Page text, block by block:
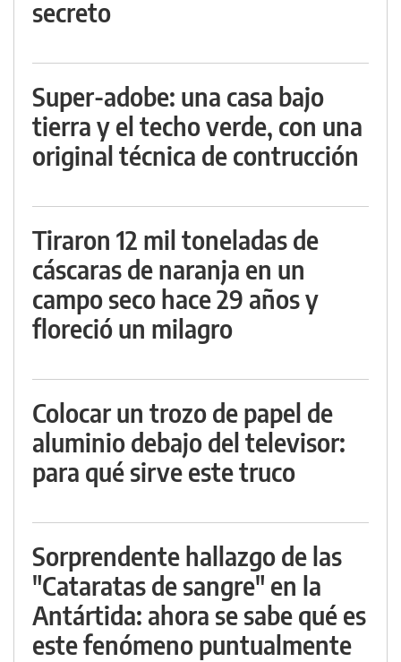
secreto
Super-adobe: una casa bajo
tierra y el techo verde, con una
original técnica de contrucción
Tiraron 12 mil toneladas de
cáscaras de naranja en un
campo seco hace 29 años y
floreció un milagro
Colocar un trozo de papel de
aluminio debajo del televisor:
para qué sirve este truco
Sorprendente hallazgo de las
"Cataratas de sangre" en la
Antártida: ahora se sabe qué es
este fenómeno puntualmente